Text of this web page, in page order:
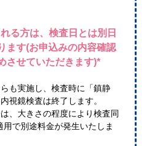
る方は、検査日とは別日
ます(お申込みの内容確認
させていただきます)*
も実施し、検査時に「鎮静
視鏡検査は終了します。
、大きさの程度により検査同
で別途料金が発生いたしま